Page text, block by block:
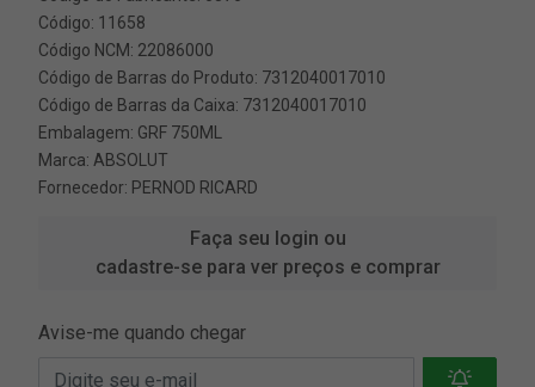
Código: 11658
Código NCM: 22086000
Código de Barras do Produto: 7312040017010
Código de Barras da Caixa: 7312040017010
Embalagem: GRF 750ML
Marca: ABSOLUT
Fornecedor: PERNOD RICARD
Faça seu login ou
cadastre-se para ver preços e comprar
Avise-me quando chegar